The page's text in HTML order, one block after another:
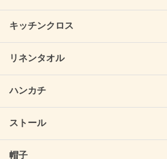
キッチンクロス
リネンタオル
ハンカチ
ストール
帽子